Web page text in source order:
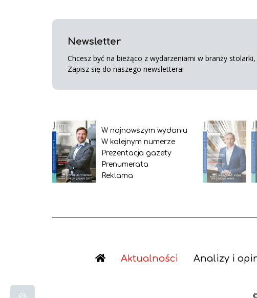
Newsletter
Chcesz być na bieżąco z wydarzeniami w branży
Zapisz się do naszego newslettera!
W najnowszym wydaniu
W kolejnym numerze
Prezentacja gazety
Prenumerata
Reklama
Aktualności Analizy i